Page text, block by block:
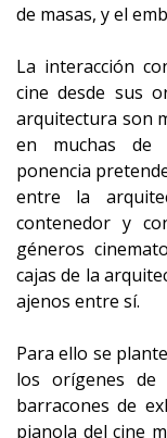
de masas, y el
La interacción
cine desde sus
arquitectura son
en muchas de
ponencia
entre la
contenedor y
géneros
cajas de la
ajenos entre sí.
Para ello se
los orígenes de
barracones de
pianola del cine